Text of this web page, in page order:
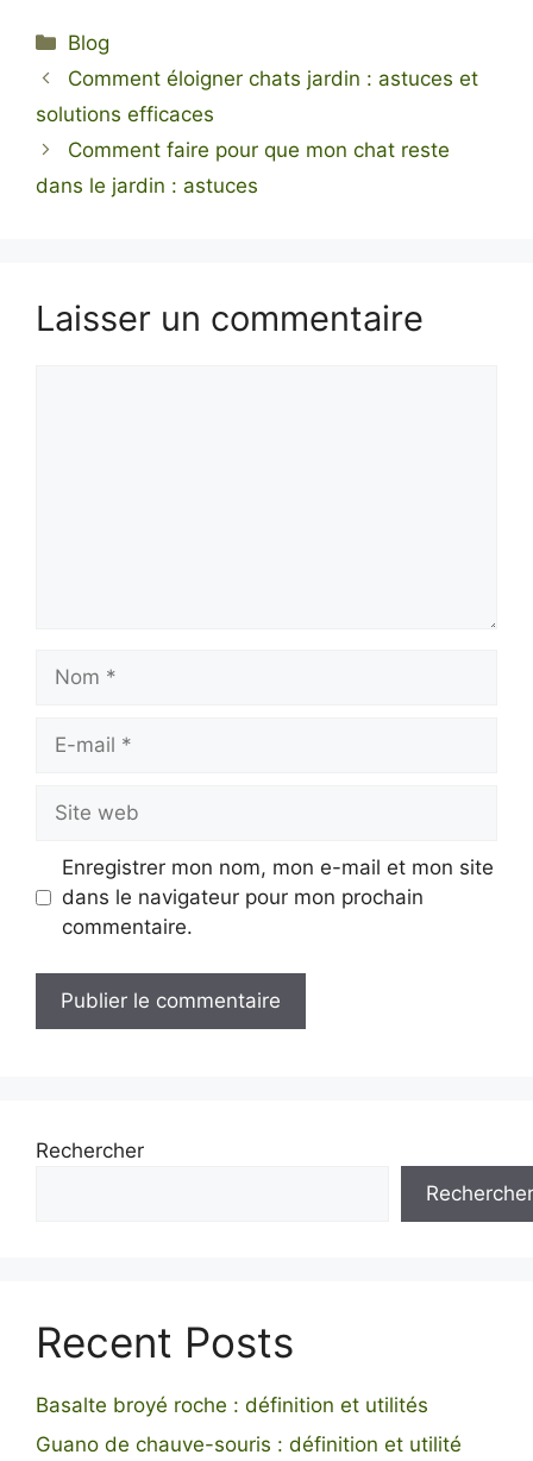
Catégories
Blog
Comment éloigner chats jardin : astuces et
solutions efficaces
Comment faire pour que mon chat reste
dans le jardin : astuces
Laisser un commentaire
Nom
Site
web
Enregistrer mon nom, mon e-mail et mon site
dans le navigateur pour mon prochain
commentaire.
Rechercher
Rechercher
Recent Posts
Basalte broyé roche : définition et utilités
Guano de chauve-souris : définition et utilité